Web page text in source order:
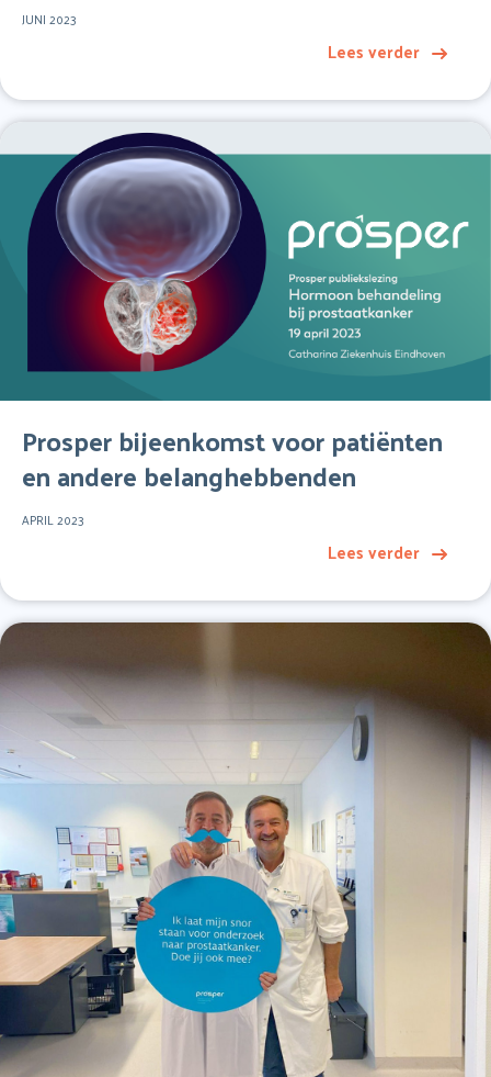
JUNI 2023
Lees verder
Prosper bijeenkomst voor patiënten
en andere belanghebbenden
APRIL 2023
Lees verder